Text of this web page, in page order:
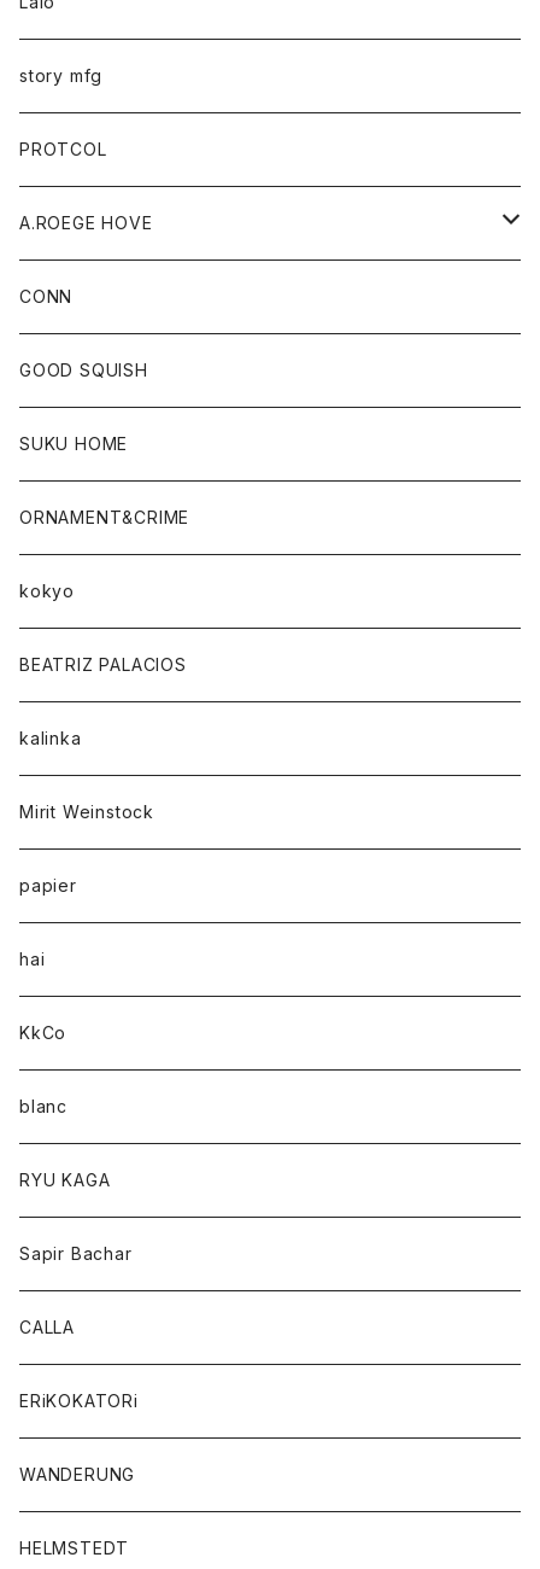
story mfg
PROTCOL
A.ROEGE HOVE
CONN
CONN
GOOD SQUISH
SUKU HOME
ORNAMENT&CRIME
kokyo
BEATRIZ PALACIOS
kalinka
Mirit Weinstock
papier
hai
KkCo
blanc
RYU KAGA
Sapir Bachar
CALLA
ERiKOKATORi
WANDERUNG
HELMSTEDT